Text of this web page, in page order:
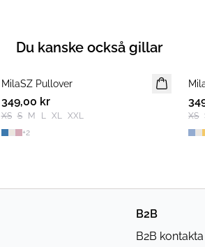
Du kanske också gillar
NYHET
2 FOR 600 SEK
MilaSZ Pullover
349,00 kr
XS S M L XL
XXL
+2
XS
B2B
B2B kontakta